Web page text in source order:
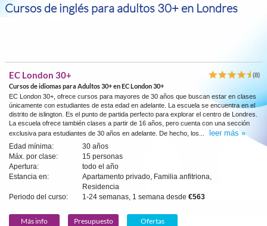
Cursos de inglés para adultos 30+ en Londres
EC London 30+
(8)
Cursos de idiomas para Adultos 30+ en EC London 30+
EC London 30+, ofrece cursos para mayores de 30 años que buscan estar en clases
únicamente con estudiantes de esta edad en adelante. La escuela se encuentra en el
distrito de islington. Es el punto de partida perfecto para explorar el centro de Londres.
La escuela ofrece también clases a partir de 16 años, pero cuenta con una sección
exclusiva para estudiantes de 30 años en adelante. De hecho, los...
leer más »
Edad mínima:
30 años
Máx. por clase:
15 personas
Apertura:
todo el año
Estancia en:
Apartamento privado, Familia anfitriona,
Residencia
Periodo del curso:
1-24 semanas, 1 semana desde €563
Más info Presupuesto Ofertas